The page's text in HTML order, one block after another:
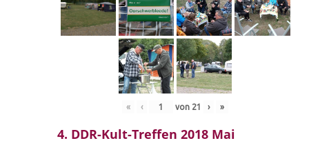
« ‹ von 21 › »
4. DDR-Kult-Treffen 2018 Mai